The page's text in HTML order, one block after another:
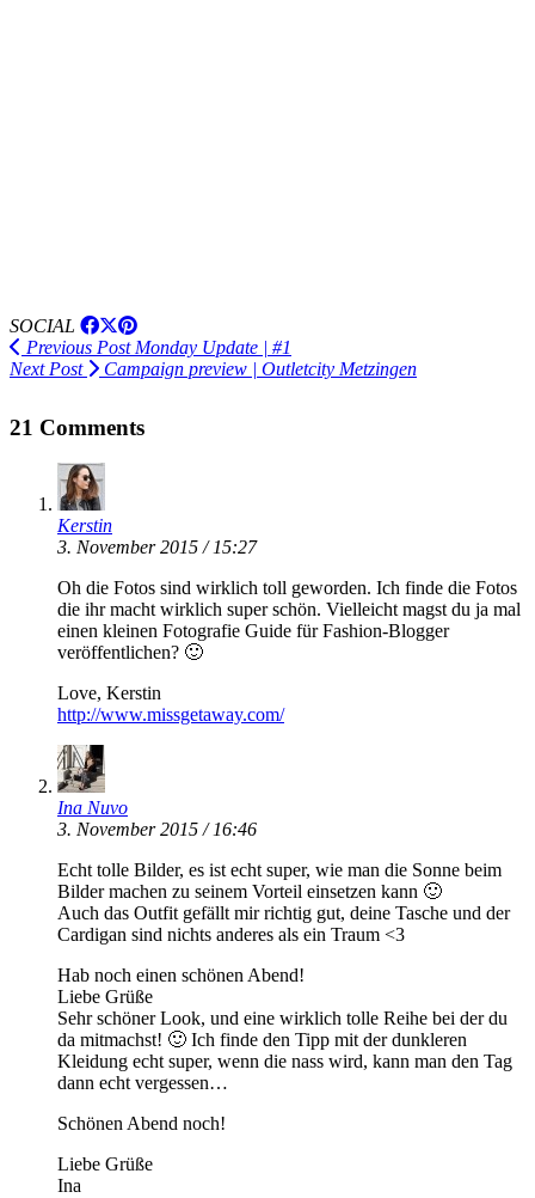
SOCIAL
Previous PostMonday Update | #1
Next Post
Campaign preview | Outletcity Metzingen
21 Comments
Kerstin
3. November 2015 / 15:27
Oh die Fotos sind wirklich toll geworden. Ich finde die Fotos
die ihr macht wirklich super schön. Vielleicht magst du ja mal
einen kleinen Fotografie Guide für Fashion-Blogger
veröffentlichen? 🙂
Love, Kerstin
http://www.missgetaway.com/
Ina Nuvo
3. November 2015 / 16:46
Echt tolle Bilder, es ist echt super, wie man die Sonne beim
Bilder machen zu seinem Vorteil einsetzen kann 🙂
Auch das Outfit gefällt mir richtig gut, deine Tasche und der
Cardigan sind nichts anderes als ein Traum <3
Hab noch einen schönen Abend!
Liebe Grüße
Sehr schöner Look, und eine wirklich tolle Reihe bei der du
da mitmachst! 🙂 Ich finde den Tipp mit der dunkleren
Kleidung echt super, wenn die nass wird, kann man den Tag
dann echt vergessen…
Schönen Abend noch!
Liebe Grüße
Ina